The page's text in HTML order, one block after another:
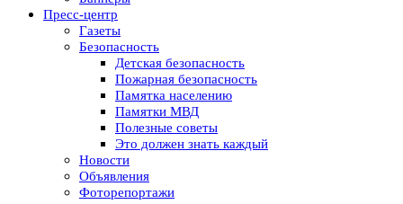
Пресс-центр
Газеты
Безопасность
Детская безопасность
Пожарная безопасность
Памятка населению
Памятки МВД
Полезные советы
Это должен знать каждый
Новости
Объявления
Фоторепортажи